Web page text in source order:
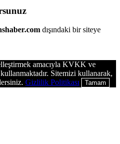
dışındaki bir siteye
amacıyla KVKK ve
Sitemizi kullanarak,
Gizlilik Politikası Tamam